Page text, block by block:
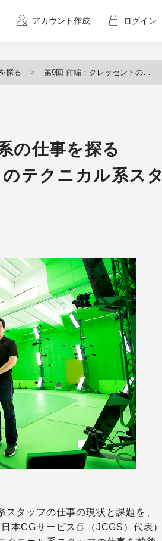
アカウント作成 ログイン
探る 第9回 前編：クレッセントのテクニカル系スタッフの仕事
の仕事を探る
テクニカル系スタ
タッフの仕事の現状と課題を、
日本CGサービス
（JCGS）代表）